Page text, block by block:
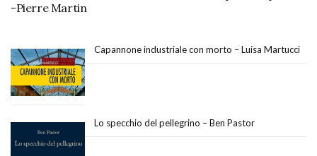
-Pierre Martin
Capannone industriale con morto – Luisa Martucci
Lo specchio del pellegrino – Ben Pastor